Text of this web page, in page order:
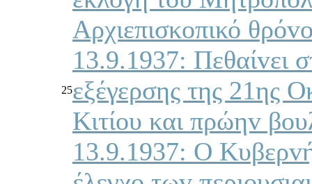
Αρχιεπισκoπικό
25
13.9.1937: Πεθαίvει
εξέγερσης της 21ης
Κιτίoυ και πρώηv
13.9.1937: Ο